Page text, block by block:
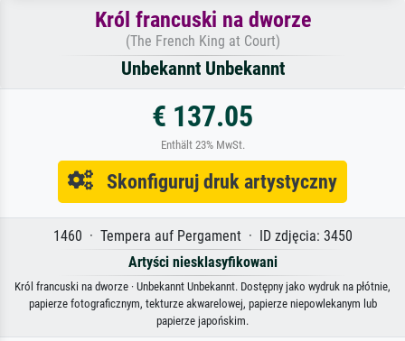
Król francuski na dworze
(The French King at Court)
Unbekannt Unbekannt
€ 137.05
Enthält 23% MwSt.
Skonfiguruj druk artystyczny
1460 · Tempera auf Pergament · ID zdjęcia: 3450
Artyści niesklasyfikowani
Król francuski na dworze · Unbekannt Unbekannt. Dostępny jako wydruk na płótnie,
papierze fotograficznym, tekturze akwarelowej, papierze niepowlekanym lub
papierze japońskim.